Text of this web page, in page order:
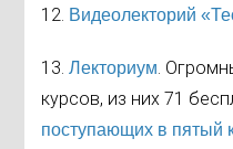
12. Видеолекторий
13.Лекториум.
курсов, из них 71
поступающих в пятый